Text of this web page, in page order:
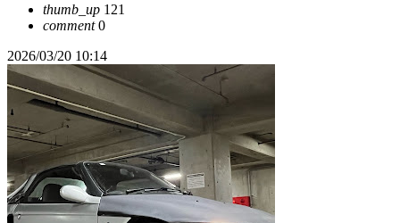
thumb_up 121
comment0
2026/03/20 10:14